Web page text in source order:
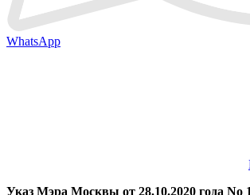
WhatsApp
Указ Мэра Москвы от 28.10.2020 года